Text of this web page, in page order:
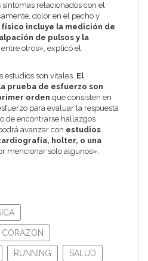
relacionados con el
dolor en el pecho y
físico incluye la medición de
de pulsos y la
entre otros», explicó el
estudios son vitales. El
prueba de esfuerzo son
orden que consisten en
para evaluar la respuesta
de encontrarse hallazgos
avanzar con estudios
holter, o una
mencionar solo algunos»,
RUNNING SALUD